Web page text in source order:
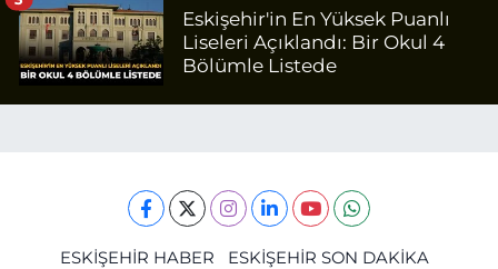
Eskişehir'in En Yüksek Puanlı
Liseleri Açıklandı: Bir Okul 4
Bölümle Listede
ESKİŞEHİR HABER
ESKİŞEHİR SON DAKİKA